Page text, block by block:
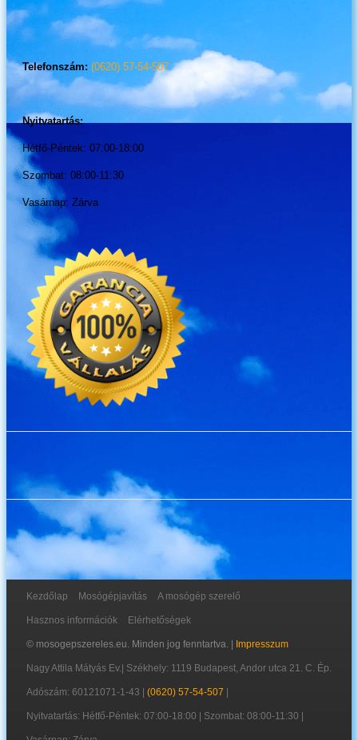
Telefonszám: (0620) 57-54-507
Nyitvatartás:
Hétfő-Péntek: 07:00-18:00
Szombat: 08:00-11:30
Vasárnap: Zárva
Kezdőlap Mosógépjavítás A mosógép szerelő
Hasznos információk Elérhetőségek
© mosogepszereles.eu. Minden jog fenntartva. | Impresszum
Nagy Attila Mátyás Ev. Székhely: 1119 Budapest, Andor utca 21. C. Ép.
Adószám: 60121071-1-43 (0620) 57-54-507
Nyitvatartás: Hétfő-Péntek: 07:00-18:00 | Szombat: 08:00-11:30 |